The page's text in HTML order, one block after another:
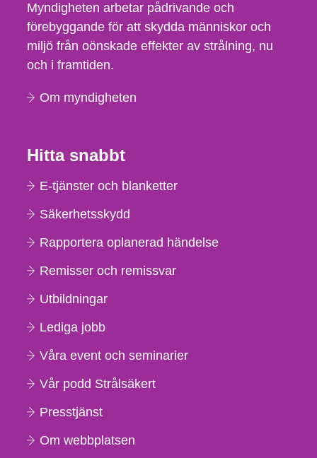
Myndigheten arbetar pådrivande och
förebyggande för att skydda människor och
miljö från oönskade effekter av strålning, nu
och i framtiden.
Om myndigheten
Hitta snabbt
E-tjänster och blanketter
Säkerhetsskydd
Rapportera oplanerad händelse
Remisser och remissvar
Utbildningar
Lediga jobb
Våra event och seminarier
Vår podd Strålsäkert
Presstjänst
Om webbplatsen